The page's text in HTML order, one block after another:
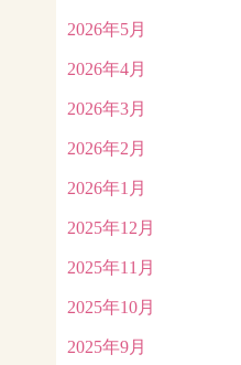
2026年5月
2026年4月
2026年3月
2026年2月
2026年1月
2025年12月
2025年11月
2025年10月
2025年9月